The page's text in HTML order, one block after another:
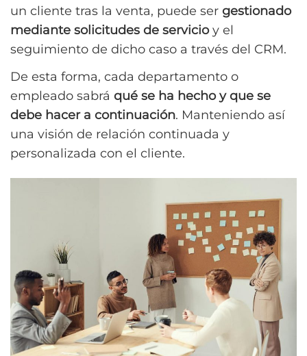
un cliente tras la venta, puede ser gestionado
mediante solicitudes de servicioy el
seguimiento de dicho caso a través del CRM.
De esta forma, cada departamento o
empleado sabrá qué se ha hecho y que se
debe hacer a continuación. Manteniendo así
una visión de relación continuada y
personalizada con el cliente.